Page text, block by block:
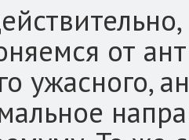
от
ужасного,